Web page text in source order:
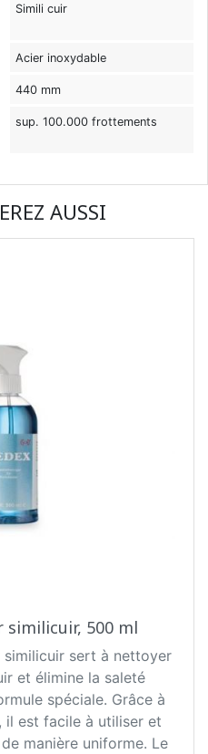
Simili cuir
Acier inoxydable
440 mm
sup. 100.000 frottements
AUSSI
500 ml
sert à nettoyer
et élimine la saleté
spéciale. Grâce à
il est facile à utiliser et
manière uniforme. Le